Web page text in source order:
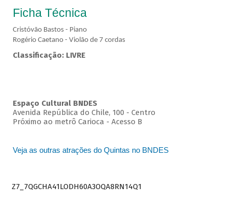
Ficha Técnica
Cristóvão Bastos - Piano
Rogério Caetano - Violão de 7 cordas
Classificação: LIVRE
Espaço Cultural BNDES
Avenida República do Chile, 100 - Centro
Próximo ao metrô Carioca - Acesso B
Veja as outras atrações do Quintas no BNDES
Z7_7QGCHA41LODH60A3OQA8RN14Q1